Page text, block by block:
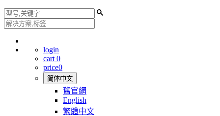
login
cart 0
price0
简体中文
舊官網
English
繁體中文